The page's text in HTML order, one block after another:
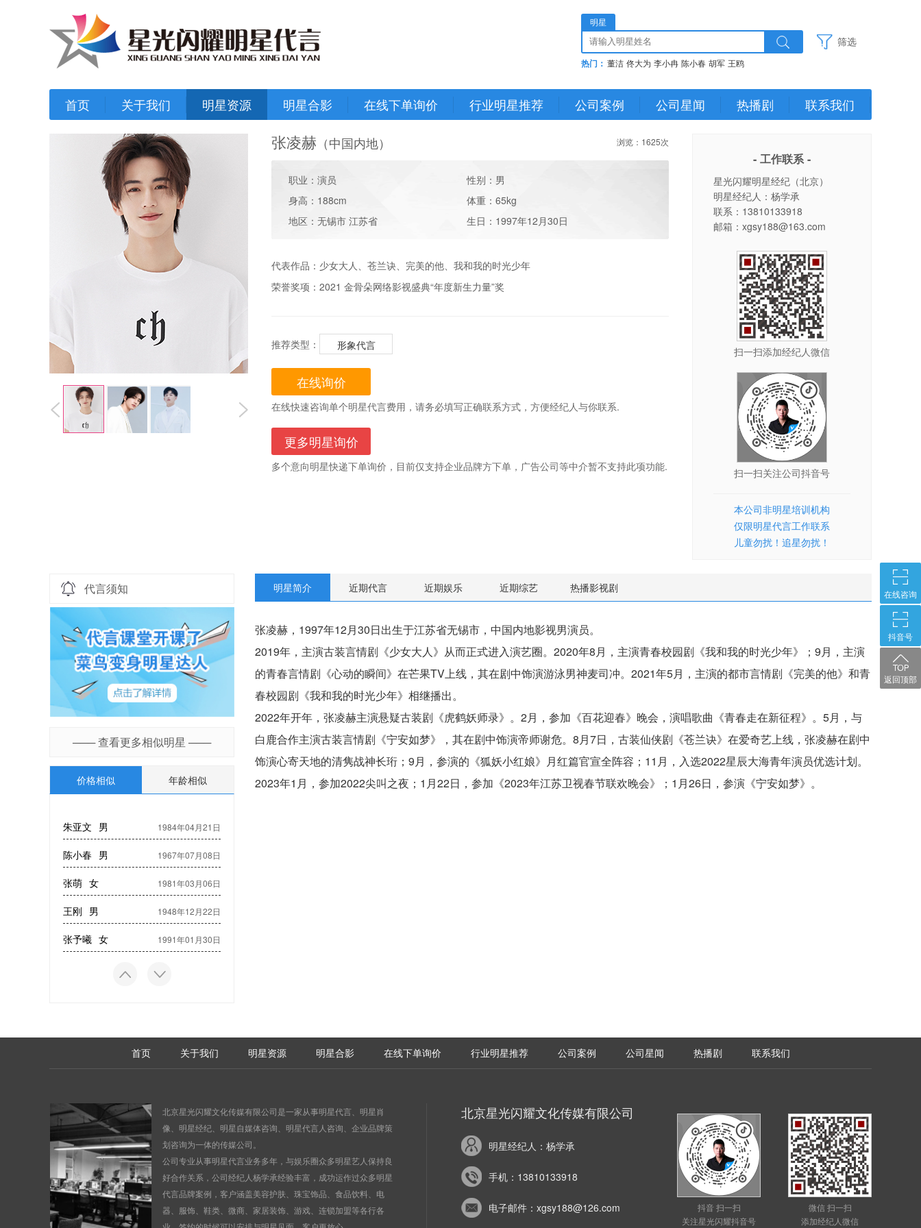
明星
热门： 董洁 佟大为 李小冉 陈小春 胡军 王鸥
筛选
首页 关于我们 明星资源 明星合影 在线下单询价 行业明星推荐 公司案例 公司星闻 热播剧 联系我们
张凌赫 （中国内地） 浏览：1625次
职业：演员
性别：男
身高：188cm
体重：65kg
地区：无锡市 江苏省
生日：1997年12月30日
代表作品： 少女大人、苍兰诀、完美的他、我和我的时光少年
荣誉奖项： 2021 金骨朵网络影视盛典“年度新生力量”奖
推荐类型： 形象代言
在线询价
在线快速咨询单个明星代言费用，请务必填写正确联系方式，方便经纪人与你联系.
更多明星询价
多个意向明星快递下单询价，目前仅支持企业品牌方下单，广告公司等中介暂不支持此项功能.
- 工作联系 -
星光闪耀明星经纪（北京）
明星经纪人：杨学承
联系：13810133918
邮箱：xgsy188@163.com
扫一扫添加经纪人微信
扫一扫关注公司抖音号
本公司非明星培训机构
仅限明星代言工作联系
儿童勿扰！追星勿扰！
代言须知
─── 查看更多相似明星 ───
价格相似 年龄相似
朱亚文 男 1984年04月21日
陈小春 男 1967年07月08日
张萌 女 1981年03月06日
王刚 男 1948年12月22日
张予曦 女 1991年01月30日
明星简介 近期代言 近期娱乐 近期综艺 热播影视剧
张凌赫，1997年12月30日出生于江苏省无锡市，中国内地影视男演员。
2019年，主演古装言情剧《少女大人》从而正式进入演艺圈。2020年8月，主演青春校园剧《我和我的时光少年》；9月，主演
的青春言情剧《心动的瞬间》在芒果TV上线，其在剧中饰演游泳男神麦司冲。2021年5月，主演的都市言情剧《完美的他》和青
春校园剧《我和我的时光少年》相继播出。
2022年开年，张凌赫主演悬疑古装剧《虎鹤妖师录》。2月，参加《百花迎春》晚会，演唱歌曲《青春走在新征程》。5月，与
白鹿合作主演古装言情剧《宁安如梦》，其在剧中饰演帝师谢危。8月7日，古装仙侠剧《苍兰诀》在爱奇艺上线，张凌赫在剧中
饰演心寄天地的清隽战神长珩；9月，参演的《狐妖小红娘》月红篇官宣全阵容；11月，入选2022星辰大海青年演员优选计划。
2023年1月，参加2022尖叫之夜；1月22日，参加《2023年江苏卫视春节联欢晚会》
； 1月26日，参演《宁安如梦》。
首页 关于我们 明星资源 明星合影 在线下单询价 行业明星推荐 公司案例 公司星闻 热播剧 联系我们
北京星光闪耀文化传媒有限公司是一家从事明星代言、明星肖
像
明星经纪、明星自媒体咨询、明星代言人咨询、企业品牌策
划咨询为一体的传媒公司。
公司专业从事明星代言业务多年，与娱乐圈众多明星艺人保持良
好合作关系，公司经纪人杨学承经验丰富，成功运作过众多明星
代言品牌案例，客户涵盖美容护肤、珠宝饰品、食品饮料、电
器、服饰、鞋类、微商、家居装饰、游戏、连锁加盟等各行各
北京星光闪耀文化传媒有限公司
明星经纪人：杨学承
手机：13810133918
电子邮件：xgsy188@126.com
微信 扫一扫
添加经纪人微信
抖音 扫一扫
关注星光闪耀抖音号
在线咨询
抖音号
返回顶部